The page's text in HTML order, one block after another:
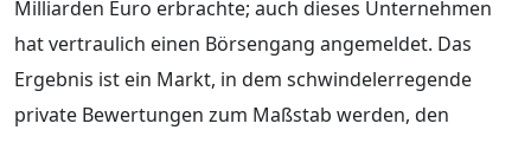
Milliarden Euro erbrachte; auch dieses Unternehmen
hat vertraulich einen Börsengang angemeldet. Das
Ergebnis ist ein Markt, in dem schwindelerregende
private Bewertungen zum Maßstab werden, den